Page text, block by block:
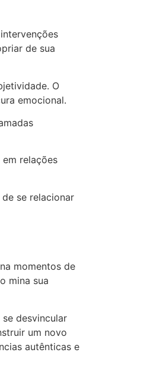
de sua
O
emocional.
relações
se relacionar
momentos de
mina sua
desvincular
um novo
autênticas e